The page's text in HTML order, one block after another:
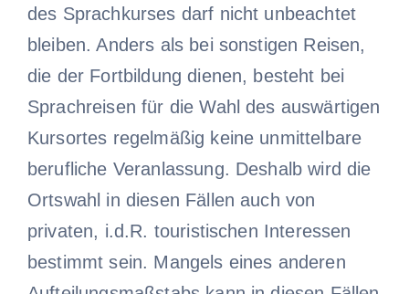
des Sprachkurses darf nicht unbeachtet
bleiben. Anders als bei sonstigen Reisen,
die der Fortbildung dienen, besteht bei
Sprachreisen für die Wahl des auswärtigen
Kursortes regelmäßig keine unmittelbare
berufliche Veranlassung. Deshalb wird die
Ortswahl in diesen Fällen auch von
privaten, i.d.R. touristischen Interessen
bestimmt sein. Mangels eines anderen